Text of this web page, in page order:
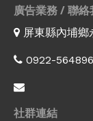
廣告業務 / 聯絡
屏東縣內埔
0922-
社群連結